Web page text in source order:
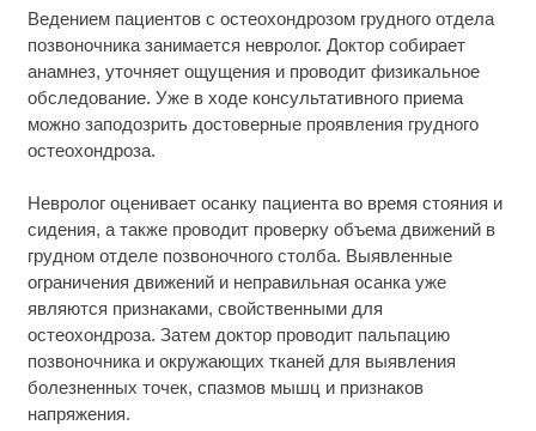
Ведением пациентов с остеохондрозом грудного отдела
позвоночника занимается невролог. Доктор собирает
анамнез, уточняет ощущения и проводит физикальное
обследование. Уже в ходе консультативного приема
можно заподозрить достоверные проявления грудного
остеохондроза.
Невролог оценивает осанку пациента во время стояния и
сидения, а также проводит проверку объема движений в
грудном отделе позвоночного столба. Выявленные
ограничения движений и неправильная осанка уже
являются признаками, свойственными для
остеохондроза. Затем доктор проводит пальпацию
позвоночника и окружающих тканей для выявления
болезненных точек, спазмов мышц и признаков
напряжения.